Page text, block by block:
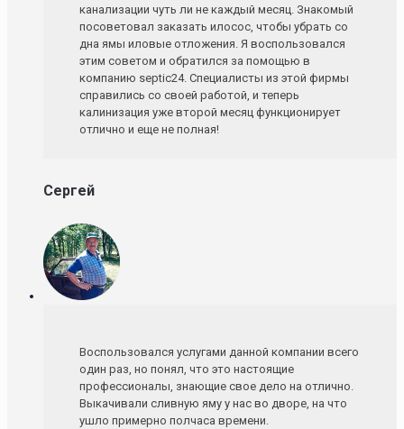
канализации чуть ли не каждый месяц. Знакомый
посоветовал заказать илосос, чтобы убрать со
дна ямы иловые отложения. Я воспользовался
этим советом и обратился за помощью в
компанию septic24. Специалисты из этой фирмы
справились со своей работой, и теперь
калинизация уже второй месяц функционирует
отлично и еще не полная!
Сергей
Воспользовался услугами данной компании всего
один раз, но понял, что это настоящие
профессионалы, знающие свое дело на отлично.
Выкачивали сливную яму у нас во дворе, на что
ушло примерно полчаса времени.